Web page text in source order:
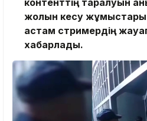
жолын кесу
астам стримердің
хабарлады.